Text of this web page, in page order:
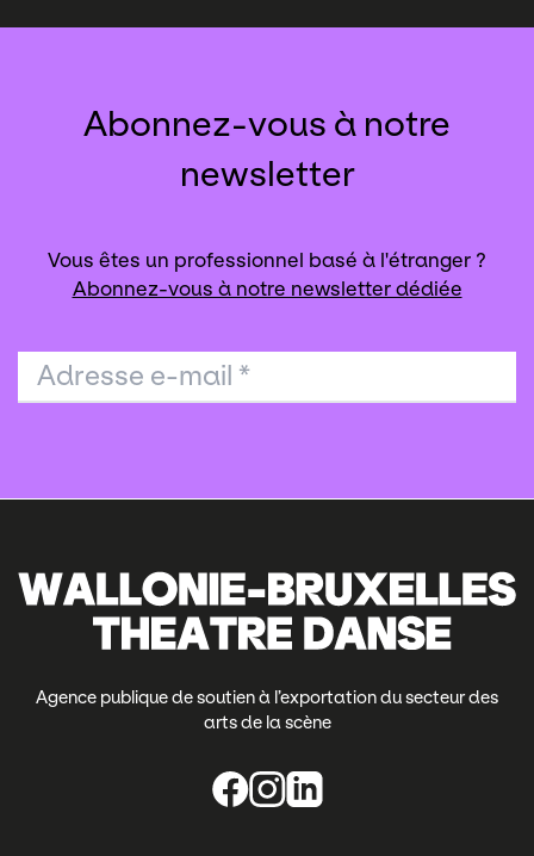
Abonnez-vous à notre
newsletter
Vous êtes un professionnel basé à l'étranger ?
Abonnez-vous à notre newsletter dédiée
Adresse e-mail *
Agence publique de soutien à l’exportation du secteur des
arts de la scène